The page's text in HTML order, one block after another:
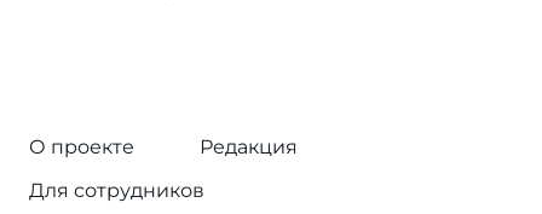
О проекте
Редакция
Для сотрудников